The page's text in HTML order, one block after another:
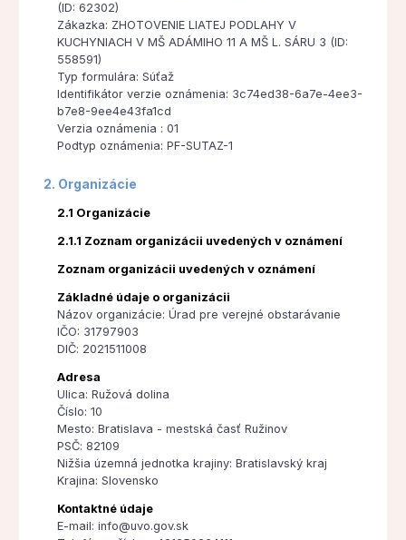
(ID: 62302)
Zákazka: ZHOTOVENIE LIATEJ PODLAHY V
KUCHYNIACH V MŠ ADÁMIHO 11 A MŠ L. SÁRU 3 (ID:
558591)
Typ formulára: Súťaž
Identifikátor verzie oznámenia: 3c74ed38-6a7e-4ee3-
b7e8-9ee4e43fa1cd
Verzia oznámenia : 01
Podtyp oznámenia: PF-SUTAZ-1
2. Organizácie
2.1 Organizácie
2.1.1 Zoznam organizácii uvedených v oznámení
Zoznam organizácii uvedených v oznámení
Základné údaje o organizácii
Názov organizácie: Úrad pre verejné obstarávanie
IČO: 31797903
DIČ: 2021511008
Adresa
Ulica: Ružová dolina
Číslo: 10
Mesto: Bratislava - mestská časť Ružinov
PSČ: 82109
Nižšia územná jednotka krajiny: Bratislavský kraj
Krajina: Slovensko
Kontaktné údaje
E-mail: info@uvo.gov.sk